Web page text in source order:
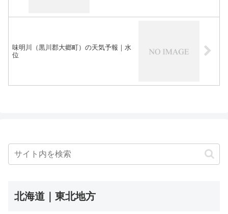
味明川（黒川郡大郷町）の天気予報｜水
位
北海道｜東北地方